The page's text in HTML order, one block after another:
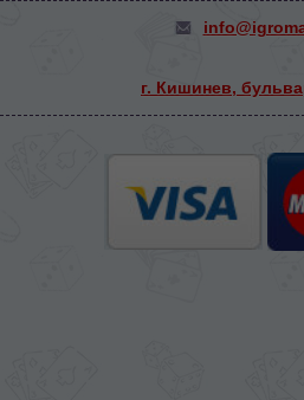
г. Кишинев,